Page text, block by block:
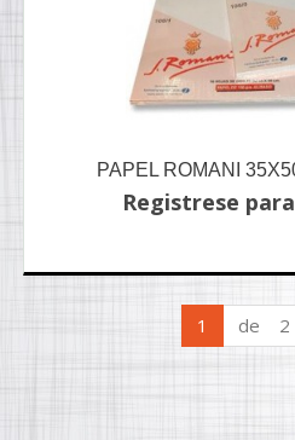
PAPEL ROMANI
Registrese
1 de 2